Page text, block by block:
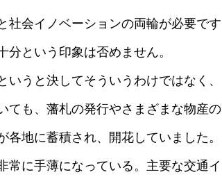
社会イノベーションの両輪が必要です
という印象は否めません。
うと決してそういうわけではなく、
ても、藩札の発行やさまざまな物産の
地に蓄積され、開花していました。
常に手薄になっている。主要な交通イ